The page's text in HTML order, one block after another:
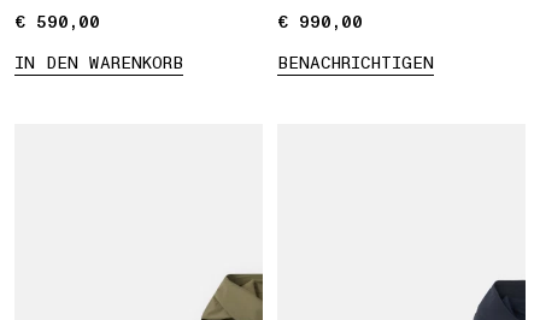
€ 590,00
€ 590,00
IN DEN WARENKORB
€ 990,00
€ 990,00
BENACHRICHTIGEN